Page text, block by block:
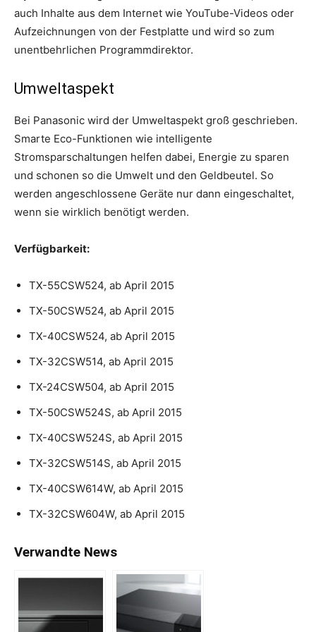
auch Inhalte aus dem Internet wie YouTube-Videos oder
Aufzeichnungen von der Festplatte und wird so zum
unentbehrlichen Programmdirektor.
Umweltaspekt
Bei Panasonic wird der Umweltaspekt groß geschrieben.
Smarte Eco-Funktionen wie intelligente
Stromsparschaltungen helfen dabei, Energie zu sparen
und schonen so die Umwelt und den Geldbeutel. So
werden angeschlossene Geräte nur dann eingeschaltet,
wenn sie wirklich benötigt werden.
Verfügbarkeit:
TX-55CSW524, ab April 2015
TX-50CSW524, ab April 2015
TX-40CSW524, ab April 2015
TX-32CSW514, ab April 2015
TX-24CSW504, ab April 2015
TX-50CSW524S, ab April 2015
TX-40CSW524S, ab April 2015
TX-32CSW514S, ab April 2015
TX-40CSW614W, ab April 2015
TX-32CSW604W, ab April 2015
Verwandte News